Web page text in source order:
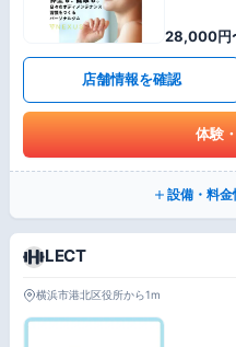
28,000円
店舗情報を確認
体験
設備・料
LECT
横浜市港北区役所から1m